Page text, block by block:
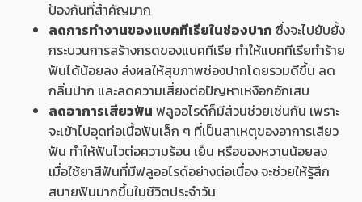
ป้องกันที่สำคัญมาก
ลดการทำงานของแบคทีเรียในช่องปาก ซึ่งจะไปยับยั้ง
กระบวนการสร้างกรดของแบคทีเรีย ทำให้แบคทีเรียทำร้าย
ฟันได้น้อยลง ส่งผลให้สุขภาพช่องปากโดยรวมดีขึ้น ลด
กลิ่นปาก และลดความเสี่ยงต่อปัญหาเหงือกอักเสบ
ลดอาการเสียวฟัน ฟลูออไรด์ก็มีส่วนช่วยเช่นกัน เพราะ
จะเข้าไปอุดท่อเนื้อฟันเล็ก ๆ ที่เป็นสาเหตุของอาการเสียว
ฟัน ทำให้ฟันไวต่อความร้อน เย็น หรือของหวานน้อยลง
เมื่อใช้ยาสีฟันที่มีฟลูออไรด์อย่างต่อเนื่อง จะช่วยให้รู้สึก
สบายฟันมากขึ้นในชีวิตประจำวัน